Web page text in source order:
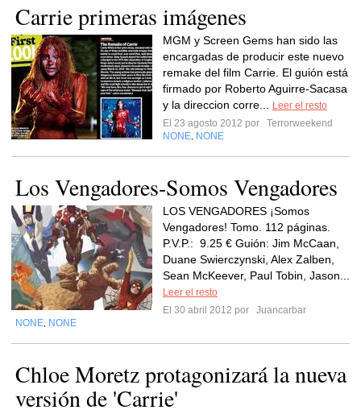
Carrie primeras imágenes
MGM y Screen Gems han sido las
encargadas de producir este nuevo
remake del film Carrie. El guión está
firmado por Roberto Aguirre-Sacasa
y la direccion corre...
Leer el resto
El 23 agosto 2012 por
Terrorweekend
NONE NONE
Los Vengadores-Somos Vengadores
LOS VENGADORES ¡Somos
Vengadores! Tomo. 112 páginas.
P.V.P.: 9.25 € Guión: Jim McCaan,
Duane Swierczynski, Alex Zalben,
Sean McKeever, Paul Tobin, Jason...
Leer el resto
El 30 abril 2012 por
Juancarbar
NONE NONE
Chloe Moretz protagonizará la nueva
versión de 'Carrie'